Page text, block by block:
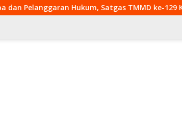
Satgas TMMD ke-129 Kodim 0313/KPR